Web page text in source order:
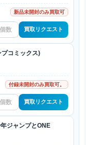
新品未開封のみ買取可
買取リクエスト
プコミックス)
付録未開封のみ買取可。
買取リクエスト
ジャンプとONE